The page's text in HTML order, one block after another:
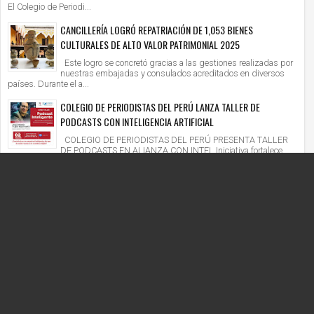
El Colegio de Periodi...
CANCILLERÍA LOGRÓ REPATRIACIÓN DE 1,053 BIENES
CULTURALES DE ALTO VALOR PATRIMONIAL 2025
Este logro se concretó gracias a las gestiones realizadas por
nuestras embajadas y consulados acreditados en diversos
países. Durante el a...
COLEGIO DE PERIODISTAS DEL PERÚ LANZA TALLER DE
PODCASTS CON INTELIGENCIA ARTIFICIAL
COLEGIO DE PERIODISTAS DEL PERÚ PRESENTA TALLER
DE PODCASTS EN ALIANZA CON INTEL Iniciativa fortalece